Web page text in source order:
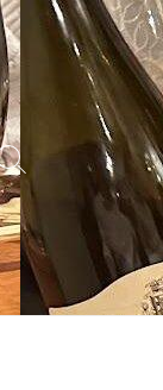
検
索
切
り
替
え